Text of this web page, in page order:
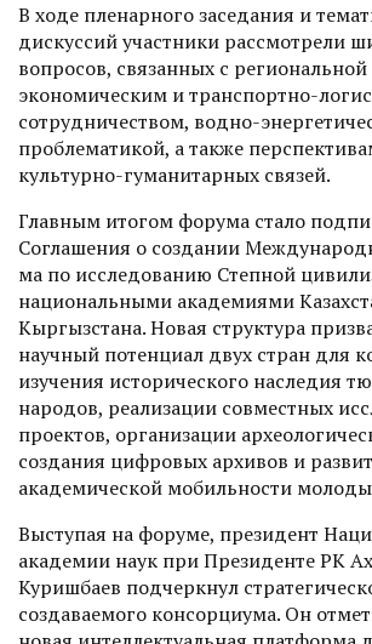
В ходе пленарного заседания и
дискуссий участники рассмотрели
воп­росов, связанных с
экономическим и транспортно-
сотрудничеством, водно-
проблематикой, а также
культурно-гуманитарных связей.
Главным итогом форума стало
Соглашения о создании
ма по исследованию Степной
национальными академиями
Кыргызстана. Новая структура
научный потенциал двух стран для
изучения исторического наследия
народов, реа­лизации совместных
проектов, организации
создания цифровых архивов и
академической мобильности
Выступая на форуме, президент
академии наук при Президенте РК
Куришбаев подчеркнул
создаваемого консорциума. Он